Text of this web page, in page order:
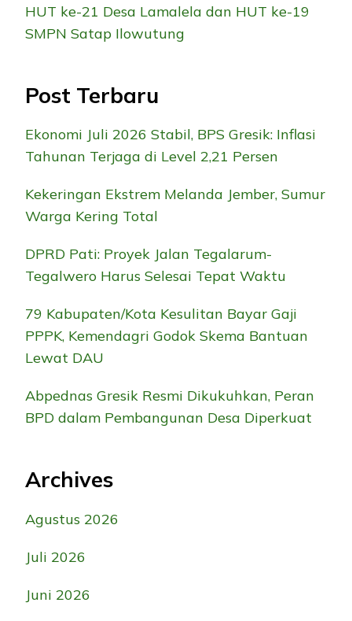
HUT ke-21 Desa Lamalela dan HUT ke-19
SMPN Satap Ilowutung
Post Terbaru
Ekonomi Juli 2026 Stabil, BPS Gresik: Inflasi
Tahunan Terjaga di Level 2,21 Persen
Kekeringan Ekstrem Melanda Jember, Sumur
Warga Kering Total
DPRD Pati: Proyek Jalan Tegalarum-
Tegalwero Harus Selesai Tepat Waktu
79 Kabupaten/Kota Kesulitan Bayar Gaji
PPPK, Kemendagri Godok Skema Bantuan
Lewat DAU
Abpednas Gresik Resmi Dikukuhkan, Peran
BPD dalam Pembangunan Desa Diperkuat
Archives
Agustus 2026
Juli 2026
Juni 2026